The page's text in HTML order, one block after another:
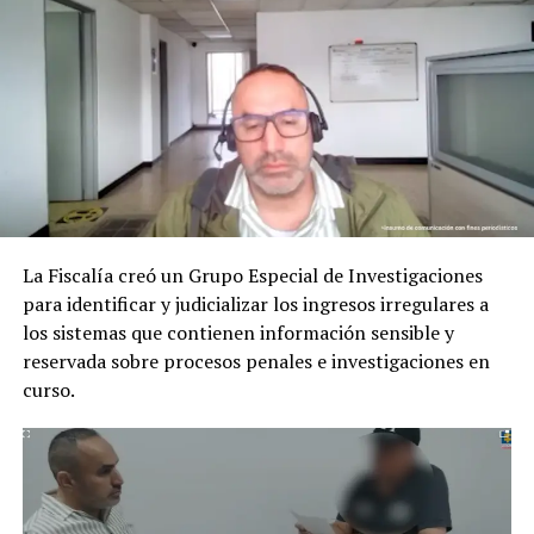
Adicionalmente, fueron notificados en centro carcelario
Enrique Bautista Reatiga, alias Poporro, el señalado
cabecilla de la estructura que fue deportado
recientemente de México; y Jhoan Vitalino Ruíz. Una
fiscal de la Dirección Especializada contra el Lavado de
Activos imputó a estas 10 personas, de acuerdo con su
posible participación en los hechos investigados, los
delitos de lavado de activos, enriquecimiento ilícito, y
ADVERTISEMENT
La Fiscalía creó un Grupo Especial de Investigaciones
para identificar y judicializar los ingresos irregulares a
los sistemas que contienen información sensible y
reservada sobre procesos penales e investigaciones en
curso.